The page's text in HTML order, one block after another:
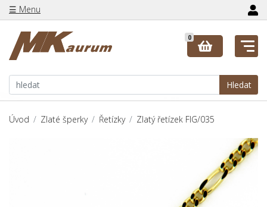
☰ Menu
Hledat
0
Úvod Zlaté šperky Řetízky Zlatý řetízek FIG/035